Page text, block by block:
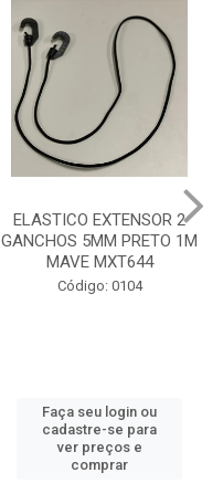
ELASTICO EXTENSOR 2
GANCHOS 5MM PRETO 1M
MAVE MXT644
Código: 0104
Faça seu login ou
cadastre-se para
ver preços e
comprar